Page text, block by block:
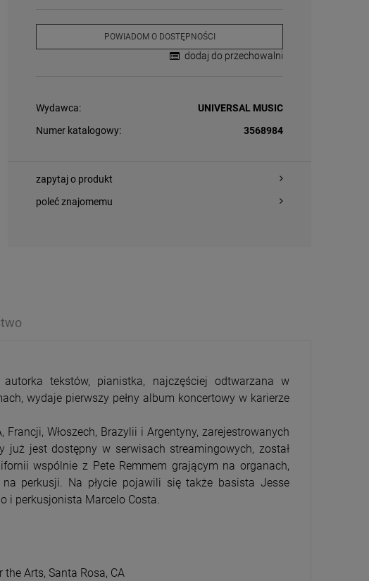
-15%
PRZECENA
-15%
PRZECENA
POWIADOM O DOSTĘPNOŚCI
dodaj do przechowalni
Wydawca:
UNIVERSAL MUSIC
Numer katalogowy:
3568984
zapytaj o produkt
poleć znajomemu
tekstów, pianistka, najczęściej odtwarzana w
wydaje pierwszy pełny album koncertowy w karierze
Włoszech, Brazylii i Argentyny, zarejestrowanych
jest dostępny w serwisach streamingowych, został
wspólnie z Pete Remmem grającym na organach,
perkusji. Na płycie pojawili się także basista Jesse
i perkusjonista Marcelo Costa.
Arts, Santa Rosa, CA